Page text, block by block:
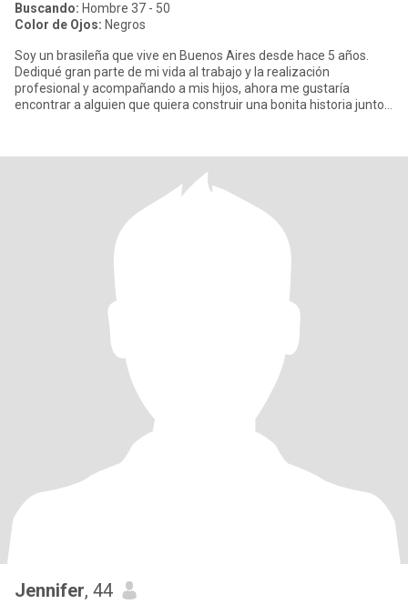
Buscando: Hombre 37 - 50
Color de Ojos: Negros
Soy un brasileña que vive en Buenos Aires desde hace 5 años.
Dediqué gran parte de mi vida al trabajo y la realización
profesional y acompañando a mis hijos, ahora me gustaría
encontrar a alguien que quiera construir una bonita historia juntos
Jennifer, 44